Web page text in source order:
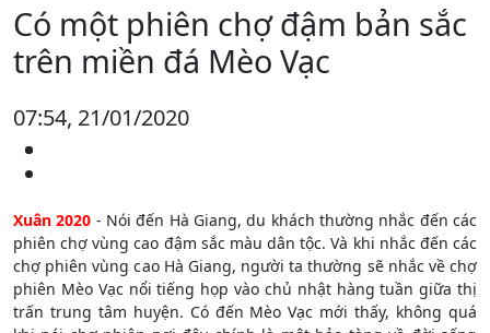
Có một phiên chợ đậm bản sắc
trên miền đá Mèo Vạc
07:54, 21/01/2020
Xuân 2020 - Nói đến Hà Giang, du khách thường nhắc đến các
phiên chợ vùng cao đậm sắc màu dân tộc. Và khi nhắc đến các
chợ phiên vùng cao Hà Giang, người ta thường sẽ nhắc về chợ
phiên Mèo Vạc nổi tiếng họp vào chủ nhật hàng tuần giữa thị
trấn trung tâm huyện. Có đến Mèo Vạc mới thấy, không quá